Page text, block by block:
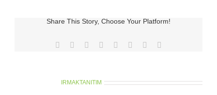
Share This Story, Choose Your Platform!
Facebook Reddit LinkedIn
TumblrPinterest
IRMAKTANITIM